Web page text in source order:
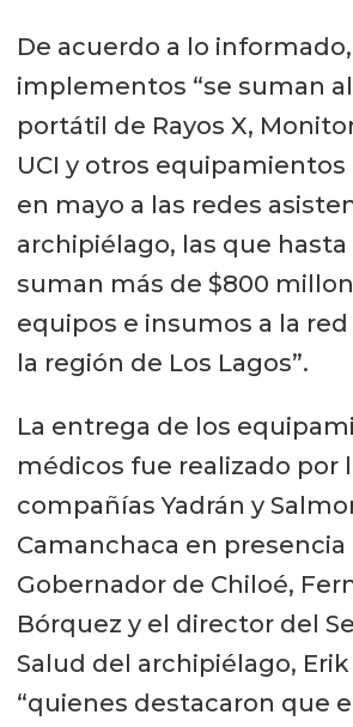
De acuerdo a lo
implementos “se suman
portátil de Rayos X,
UCI y otros
en mayo a las redes
archipiélago, las que hasta
suman más de $800
equipos e insumos a la
la región de Los Lagos”.
La entrega de los
médicos fue realizado por
compañías Yadrán y
Camanchaca en presencia
Gobernador de Chiloé,
Bórquez y el director del
Salud del archipiélago,
“quienes destacaron que